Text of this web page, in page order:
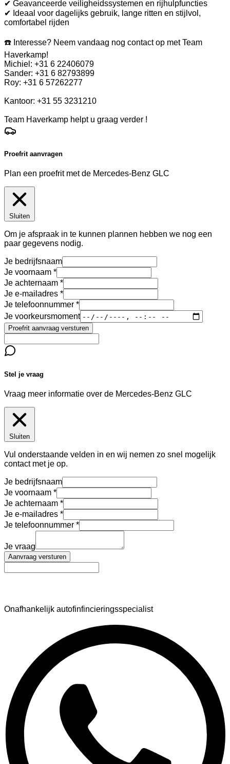
✔ Geavanceerde veiligheidssystemen en rijhulpfuncties
✔ Ideaal voor dagelijks gebruik, lange ritten en stijlvol,
comfortabel rijden
☎️ Interesse? Neem vandaag nog contact op met Team
Haverkamp!
Michiel: +31 6 22406079
Sander: +31 6 82793899
Roy: +31 6 57262277
Kantoor: +31 55 3231210
Team Haverkamp helpt u graag verder !
Proefrit aanvragen
Plan een proefrit met de Mercedes-Benz GLC
Sluiten
Om je afspraak in te kunnen plannen hebben we nog een
paar gegevens nodig.
Je bedrijfsnaam
Je voornaam
Je achternaam
Je e-mailadres
Je telefoonnummer
Je voorkeursmoment
Proefrit aanvraag versturen
Stel je vraag
Vraag meer informatie over de Mercedes-Benz GLC
Sluiten
Vul onderstaande velden in en wij nemen zo snel mogelijk
contact met je op.
Je bedrijfsnaam
Je voornaam
Je achternaam
Je e-mailadres
Je telefoonnummer
Je vraag
Aanvraag versturen
Onafhankelijk autofinfincieringsspecialist